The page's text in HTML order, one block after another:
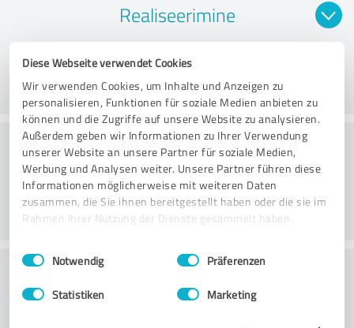
Diese Webseite verwendet Cookies
Wir verwenden Cookies, um Inhalte und Anzeigen zu
personalisieren, Funktionen für soziale Medien anbieten zu
können und die Zugriffe auf unsere Website zu analysieren.
Außerdem geben wir Informationen zu Ihrer Verwendung
unserer Website an unsere Partner für soziale Medien,
Werbung und Analysen weiter. Unsere Partner führen diese
Informationen möglicherweise mit weiteren Daten
zusammen, die Sie ihnen bereitgestellt haben oder die sie im
Rahmen Ihrer Nutzung der Dienste gesammelt haben.
Impressum Datenschutzbestimmungen
Einwilligungsauswahl
Notwendig Präferenzen
Statistiken Marketing
Realiseerimine
Konsultatsioon
Klienditeenindus